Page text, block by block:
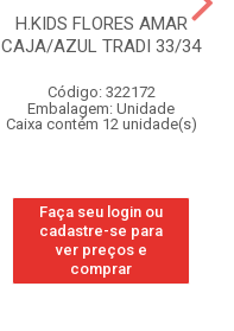
H.KIDS FLORES AMAR
CAJA/AZUL TRADI 33/34
Código: 322172
Embalagem: Unidade
Caixa contém 12 unidade(s)
Faça seu login ou
cadastre-se para
ver preços e
comprar